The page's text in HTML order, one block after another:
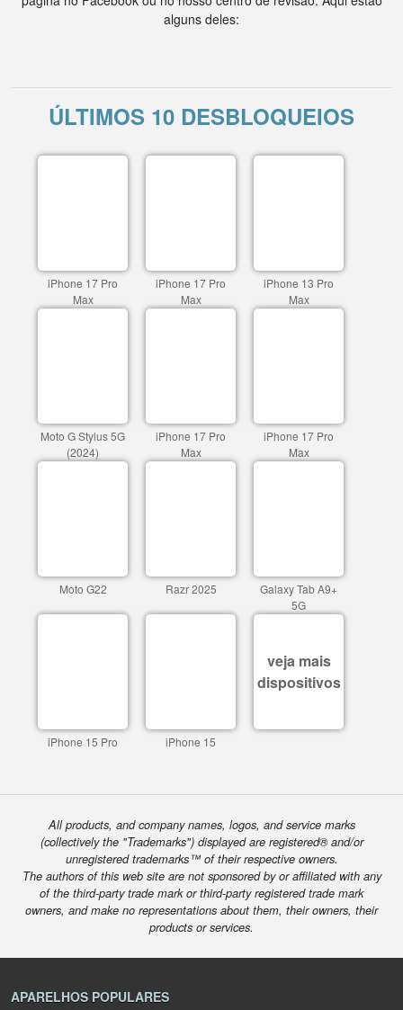
alguns deles:
ÚLTIMOS 10 DESBLOQUEIOS
iPhone 17 Pro
Max
iPhone 17 Pro
Max
iPhone 13 Pro
Max
Moto G Stylus 5G
(2024)
iPhone 17 Pro
Max
iPhone 17 Pro
Max
Moto G22 Razr 2025
Galaxy Tab A9+
5G
iPhone 15 Pro iPhone 15
veja mais
dispositivos
All products, and company names, logos, and service marks
(collectively the "Trademarks") displayed are registered® and/or
unregistered trademarks™ of their respective owners.
The authors of this web site are not sponsored by or affiliated with any
of the third-party trade mark or third-party registered trade mark
owners, and make no representations about them, their owners, their
products or services.
APARELHOS POPULARES